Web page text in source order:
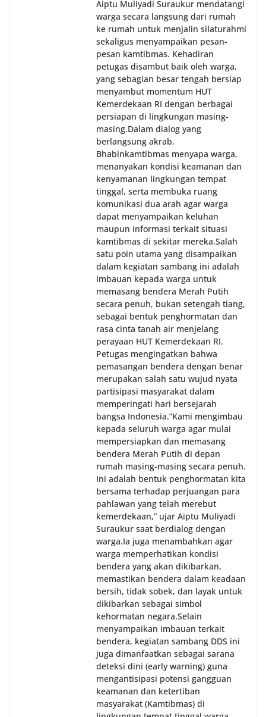
Aiptu Muliyadi Suraukur mendatangi
warga secara langsung dari rumah
ke rumah untuk menjalin silaturahmi
sekaligus menyampaikan pesan-
pesan kamtibmas. Kehadiran
petugas disambut baik oleh warga,
yang sebagian besar tengah bersiap
menyambut momentum HUT
Kemerdekaan RI dengan berbagai
persiapan di lingkungan masing-
masing.‎Dalam dialog yang
berlangsung akrab,
Bhabinkamtibmas menyapa warga,
menanyakan kondisi keamanan dan
kenyamanan lingkungan tempat
tinggal, serta membuka ruang
komunikasi dua arah agar warga
dapat menyampaikan keluhan
maupun informasi terkait situasi
kamtibmas di sekitar mereka.‎‎‎Salah
satu poin utama yang disampaikan
dalam kegiatan sambang ini adalah
imbauan kepada warga untuk
memasang bendera Merah Putih
secara penuh, bukan setengah tiang,
sebagai bentuk penghormatan dan
rasa cinta tanah air menjelang
perayaan HUT Kemerdekaan RI.
Petugas mengingatkan bahwa
pemasangan bendera dengan benar
merupakan salah satu wujud nyata
partisipasi masyarakat dalam
memperingati hari bersejarah
bangsa Indonesia.‎‎”Kami mengimbau
kepada seluruh warga agar mulai
mempersiapkan dan memasang
bendera Merah Putih di depan
rumah masing-masing secara penuh.
Ini adalah bentuk penghormatan kita
bersama terhadap perjuangan para
pahlawan yang telah merebut
kemerdekaan,” ujar Aiptu Muliyadi
Suraukur saat berdialog dengan
warga.‎‎Ia juga menambahkan agar
warga memperhatikan kondisi
bendera yang akan dikibarkan,
memastikan bendera dalam keadaan
bersih, tidak sobek, dan layak untuk
dikibarkan sebagai simbol
kehormatan negara.‎‎‎Selain
menyampaikan imbauan terkait
bendera, kegiatan sambang DDS ini
juga dimanfaatkan sebagai sarana
deteksi dini (early warning) guna
mengantisipasi potensi gangguan
keamanan dan ketertiban
masyarakat (Kamtibmas) di